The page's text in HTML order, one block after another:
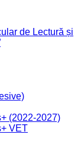
de Lectură și
(2022-2027)
VET